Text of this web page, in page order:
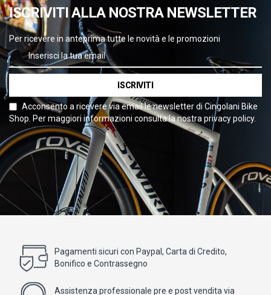
ISCRIVITI ALLA NOSTRA NEWSLETTER
Per ricevere in anteprima tutte le novità e le promozioni
ISCRIVITI
Acconsento a ricevere via email le newsletter di Cingolani Bike
Shop. Per maggiori informazioni consulta la nostra privacy policy.
Pagamenti sicuri con Paypal, Carta di Credito,
Bonifico e Contrassegno
Assistenza professionale pre e post vendita via